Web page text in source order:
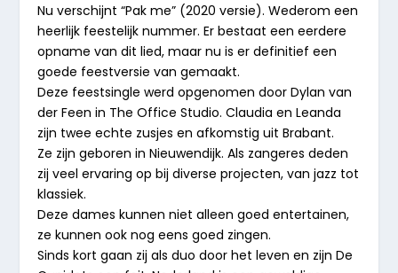
Nu verschijnt “Pak me” (2020 versie). Wederom een
heerlijk feestelijk nummer. Er bestaat een eerdere
opname van dit lied, maar nu is er definitief een
goede feestversie van gemaakt.
Deze feestsingle werd opgenomen door Dylan van
der Feen in The Office Studio. Claudia en Leanda
zijn twee echte zusjes en afkomstig uit Brabant.
Ze zijn geboren in Nieuwendijk. Als zangeres deden
zij veel ervaring op bij diverse projecten, van jazz tot
klassiek.
Deze dames kunnen niet alleen goed entertainen,
ze kunnen ook nog eens goed zingen.
Sinds kort gaan zij als duo door het leven en zijn De